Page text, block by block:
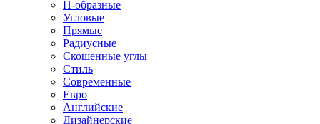
П-образные
Угловые
Прямые
Радиусные
Скошенные углы
Стиль
Современные
Евро
Английские
Дизайнерские